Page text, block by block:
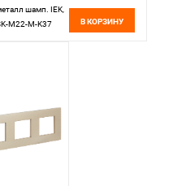
шамп. IEK,
M22-M-K37
В КОРЗИНУ